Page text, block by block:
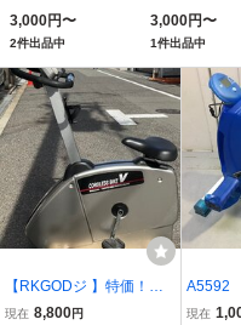
3,000円〜
2件出品中
3,000円〜
1件出品中
【RKGODジ 】特価！コ
ードレスフィットネスバ
現在 8,800円
A5592
バイク
現在